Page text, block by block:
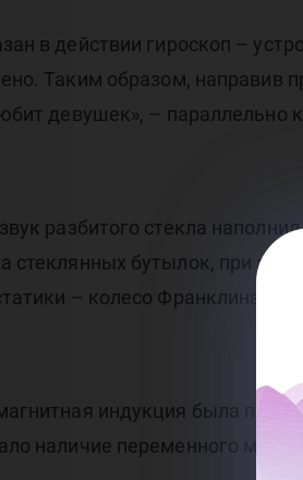
в действии гироскоп –
Таким образом, направив
девушек», – параллельно
разбитого стекла
стеклянных бутылок, при
– колесо Франклина,
индукция была
наличие переменного